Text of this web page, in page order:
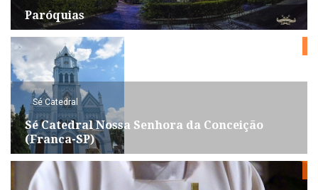
Paróquias
Sé Catedral
Sé Catedral Nossa Senhora da Conceição
(Franca-SP)